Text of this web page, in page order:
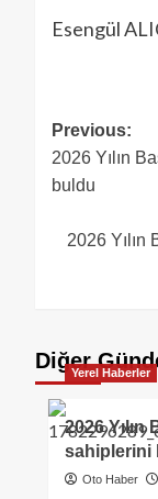
Esengül
Previous:
2026 Yılın
buldu
2026 Yılın
DiğerYerel Haberler
2026 Yılın
sahiplerini
Oto Haber